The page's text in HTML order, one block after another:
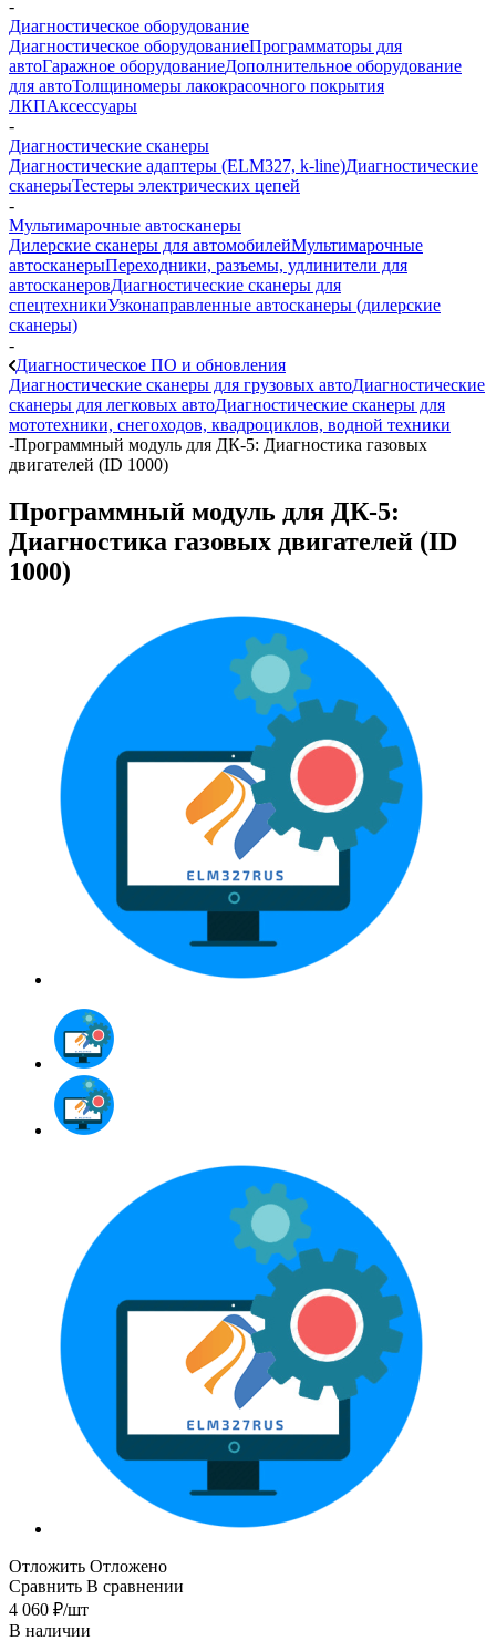
-
Диагностическое оборудование
Диагностическое оборудованиеПрограмматоры для
автоГаражное оборудованиеДополнительное оборудование
для автоТолщиномеры лакокрасочного покрытия
ЛКПАксессуары
-
Диагностические сканеры
Диагностические адаптеры (ELM327, k-line)Диагностические
сканерыТестеры электрических цепей
-
Мультимарочные автосканеры
Дилерские сканеры для автомобилейМультимарочные
автосканерыПереходники, разъемы, удлинители для
автосканеровДиагностические сканеры для
спецтехникиУзконаправленные автосканеры (дилерские
сканеры)
-
Диагностическое ПО и обновления
Диагностические сканеры для грузовых автоДиагностические
сканеры для легковых автоДиагностические сканеры для
мототехники, снегоходов, квадроциклов, водной техники
-Программный модуль для ДК-5: Диагностика газовых
двигателей (ID 1000)
Программный модуль для ДК-5:
Диагностика газовых двигателей (ID
1000)
Отложить Отложено
Сравнить В сравнении
4 060 ₽/шт
В наличии